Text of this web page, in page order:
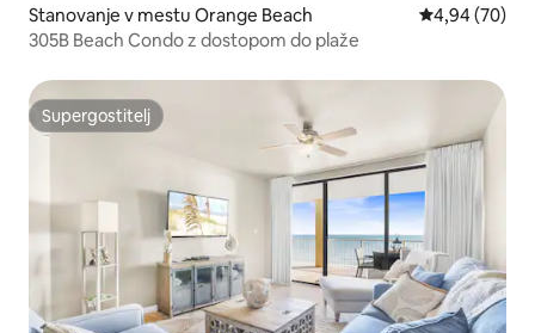
Stanovanje v mestu Orange Beach Povprečna
4,94 (70)
305B Beach Condo z dostopom do plaže
Supergostitelj
Supergostitelj